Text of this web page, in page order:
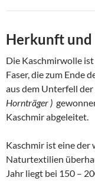
Herkunft
Die Kaschmirwolle
Faser, die zum Ende
aus dem Unterfell
Hornträger )
Kaschmir abgeleitet.
Kaschmir ist eine
Naturtextilien
Jahr liegt bei 150 –